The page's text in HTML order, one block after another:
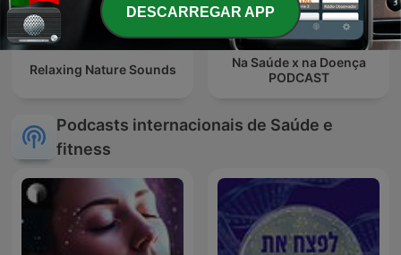
Relaxing Nature Sounds
Na Saúde x na Doença
PODCAST
Podcasts internacionais de Saúde e
fitness
DESCARREGAR APP